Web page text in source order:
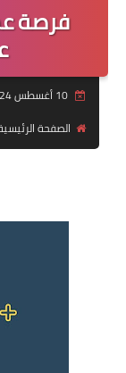
فرصة
10 أغسطس 2024
الصفحة